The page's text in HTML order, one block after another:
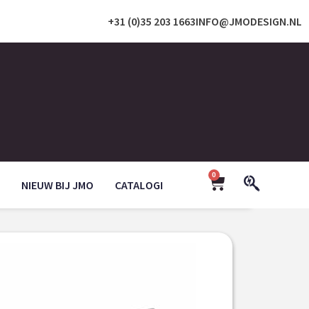
INFO@JMODESIGN.NL
+31 (0)35 203 1663
NIEUW BIJ JMO CATALOGI
0